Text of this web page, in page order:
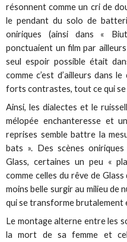
résonnent comme un cri de
le pendant du solo de
oniriques (ainsi dans «
ponctuaient un film par
seul espoir possible était
comme c’est d’ailleurs dans
forts contrastes, tout ce qui se
Ainsi, les dialectes et le
mélopée enchanteresse et
reprises semble battre la
bats ». Des scènes
Glass, certaines un peu «
comme celles du rêve de
moins belle surgir au milieu
qui se transforme brutalement
Le montage alterne entre les
la mort de sa femme et